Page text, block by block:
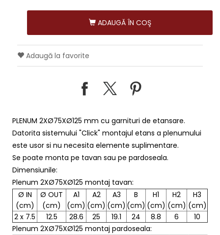
ADAUGĂ ÎN COŞ
Adaugă la favorite
PLENUM 2XØ75XØ125 mm cu garnituri de etansare.
Datorita sistemului "Click" montajul etans a plenumului
este usor si nu necesita elemente suplimentare.
Se poate monta pe tavan sau pe pardoseala.
Dimensiunile:
Plenum 2XØ75XØ125 montaj tavan:
Ø IN
(cm)
Ø OUT
(cm)
A1
(cm)
A2
(cm)
A3
(cm)
B
(cm)
H1
(cm)
H2
(cm)
H3
(cm)
2 x 7.5
12.5 28.6 25 19.1 24 8.8 6
10
Plenum 2XØ75XØ125 montaj pardoseala: